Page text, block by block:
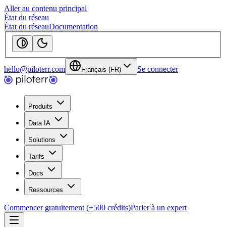
Aller au contenu principal
État du réseau
État du réseauDocumentation
hello@piloterr.com Français (FR) Se connecter
Produits
Data IA
Solutions
Tarifs
Docs
Ressources
Commencer gratuitement (+500 crédits)Parler à un expert